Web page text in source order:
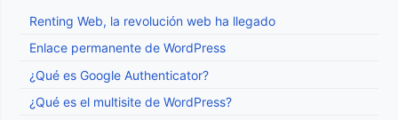
Renting Web, la revolución web ha llegado
Enlace permanente de WordPress
¿Qué es Google Authenticator?
¿Qué es el multisite de WordPress?